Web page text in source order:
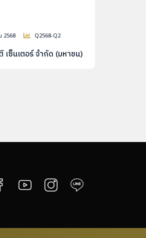
2568 Q2568-Q2
เซ็นเตอร์ จำกัด (มหาชน)